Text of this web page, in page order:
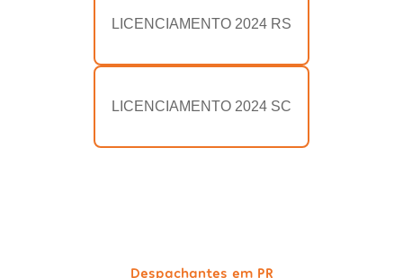
LICENCIAMENTO 2024 RS
LICENCIAMENTO 2024 SC
Despachantes em PR